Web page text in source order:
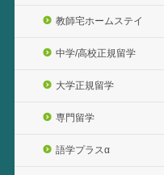
教師宅ホームステイ
中学/高校正規留学
大学正規留学
専門留学
語学プラスα